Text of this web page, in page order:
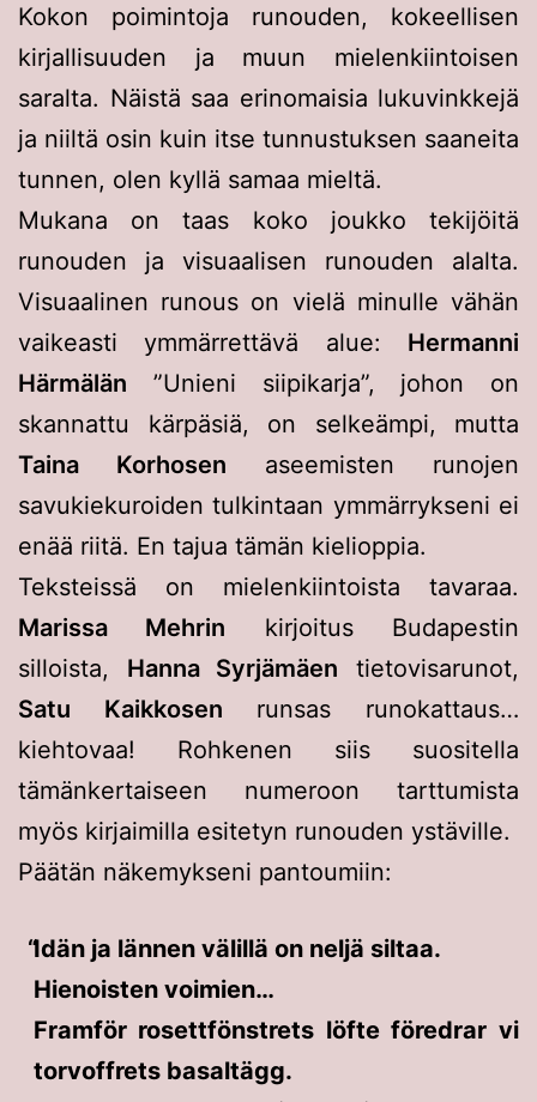
Kokon poimintoja runouden, kokeellisen
kirjallisuuden ja muun mielenkiintoisen
saralta. Näistä saa erinomaisia lukuvinkkejä
ja niiltä osin kuin itse tunnustuksen saaneita
tunnen, olen kyllä samaa mieltä.
Mukana on taas koko joukko tekijöitä
runouden ja visuaalisen runouden alalta.
Visuaalinen runous on vielä minulle vähän
vaikeasti ymmärrettävä alue: Hermanni
Härmälän ”Unieni siipikarja”, johon on
skannattu kärpäsiä, on selkeämpi, mutta
Taina Korhosen aseemisten runojen
savukiekuroiden tulkintaan ymmärrykseni ei
enää riitä. En tajua tämän kielioppia.
Teksteissä on mielenkiintoista tavaraa.
Marissa Mehrin kirjoitus Budapestin
silloista, Hanna Syrjämäen tietovisarunot,
Satu Kaikkosen runsas runokattaus…
kiehtovaa! Rohkenen siis suositella
tämänkertaiseen numeroon tarttumista
myös kirjaimilla esitetyn runouden ystäville.
Päätän näkemykseni pantoumiin:
Idän ja lännen välillä on neljä siltaa.
Hienoisten voimien…
Framför rosettfönstrets löfte föredrar vi
torvoffrets basaltägg.